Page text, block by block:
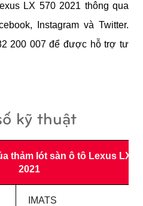
LX 570 2021 thông qua
Instagram và Twitter.
200 007 để được hỗ trợ tư
kỹ thuật
thảm lót sàn ô tô Lexus LX
2021
IMATS